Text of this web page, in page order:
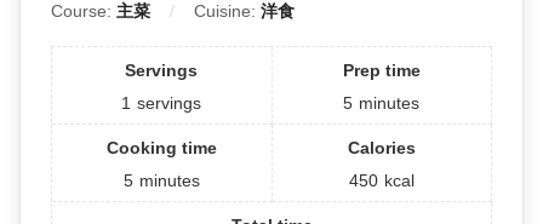
Course: 主菜 Cuisine: 洋食
Servings
1 servings
Prep time
5 minutes
Cooking time
5 minutes
Calories
450 kcal